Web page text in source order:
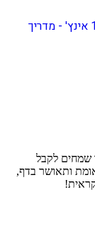
השוואת עומק: MacBook Pro 14 מול 16 אינץ' - מדריך
שמחים לקבל
ותאושר בדף,